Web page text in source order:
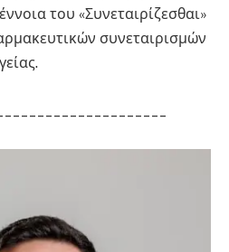
του «Συνεταιρίζεσθαι»
συνεταιρισμών